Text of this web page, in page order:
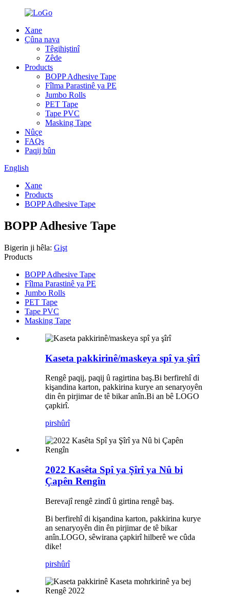
Xane
Çûna nava
Têgihiştinî
Zêde
Products
BOPP Adhesive Tape
Fîlma Parastinê ya PE
Jumbo Rolls
PET Tape
Tape PVC
Masking Tape
Nûçe
FAQs
Paqij bûn
English
Xane
Products
BOPP Adhesive Tape
BOPP Adhesive Tape
Bigerin ji hêla: Gişt
Products
BOPP Adhesive Tape
Fîlma Parastinê ya PE
Jumbo Rolls
PET Tape
Tape PVC
Masking Tape
Kaseta pakkirinê/maskeya spî ya şîrî
Rengê paqij, paqij û ragirtina baş.Bi berfirehî di
kişandina karton, pakkirina kurye an senaryoyên
din ên pirjimar de tê bikar anîn.Bi an bê LOGO
çapkirî.
pirshûrî
2022 Kasêta Spî ya Şîrî ya Nû bi
Çapên Rengîn
Berevajî rengê zindî û girtina rengê baş.
Bi berfirehî di kişandina karton, pakkirina kurye
an senaryoyên din ên pirjimar de tê bikar
anîn.LOGO, sêwirana çapkirî hilberê we cûda
dike!
pirshûrî